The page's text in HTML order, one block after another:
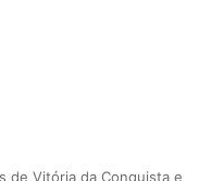
de Vitória da Conquista e